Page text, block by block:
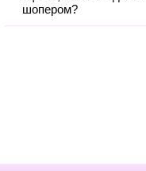
шопером?